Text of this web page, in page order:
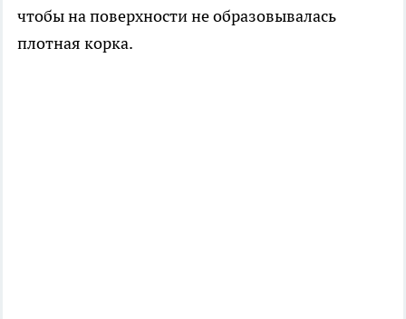
чтобы на поверхности не образовывалась
плотная корка.